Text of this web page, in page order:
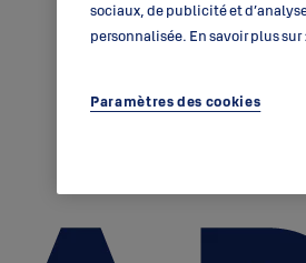
sociaux, de publicité et
personnalisée. En savoir plus sur :
Paramètres des cookies